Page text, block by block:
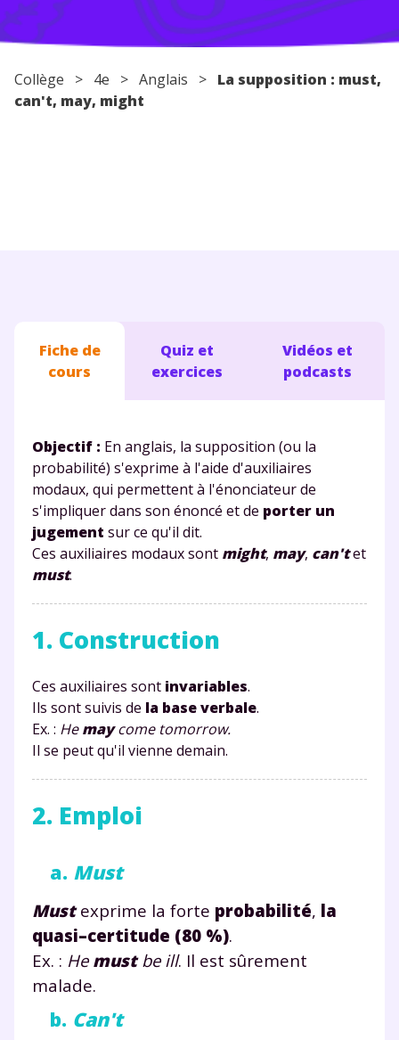
Conseils pour les parents
Collège > 4e > Anglais > La supposition : must,
can't, may, might
Fiche de
cours
Quiz et
exercices
Vidéos et
podcasts
Objectif : En anglais, la supposition (ou la
probabilité) s'exprime à l'aide d'auxiliaires
modaux, qui permettent à l'énonciateur de
s'impliquer dans son énoncé et de porter un
jugement sur ce qu'il dit.
Ces auxiliaires modaux sont might, may, can'tet
must.
1. Construction
Ces auxiliaires sont invariables.
Ils sont suivis de la base verbale.
Ex. : Hemaycome tomorrow.
Il se peut qu'il vienne demain.
2. Emploi
a. Must
Mustexprime la forte probabilité, la
quasi–certitude (80 %).
Ex. : He mustbe ill. Il est sûrement
malade.
b. Can't